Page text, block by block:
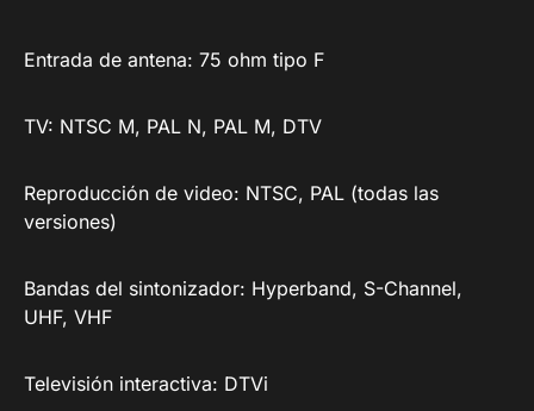
Entrada de antena: 75 ohm tipo F
TV: NTSC M, PAL N, PAL M, DTV
Reproducción de video: NTSC, PAL (todas las
versiones)
Bandas del sintonizador: Hyperband, S-Channel,
UHF, VHF
Televisión interactiva: DTVi